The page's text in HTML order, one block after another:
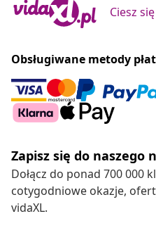
Ciesz
Obsługiwane metody
Zapisz się do naszego
Dołącz do ponad 700 000
cotygodniowe okazje,
vidaXL.